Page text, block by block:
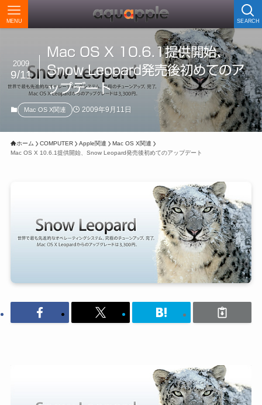
SEARCH
MENU
Mac OS X 10.6.1提供開始、
Snow Leopard発売後初めてのア
ップデート
2009
9/11
Mac OS X関連 2009年9月11日
ホーム COMPUTER Apple関連
Mac OS X関連
Mac OS X 10.6.1提供開始、Snow Leopard発売後初めてのアップデート